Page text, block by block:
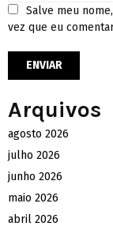
Salve meu
vez que eu
Arquivos
agosto 2026
julho 2026
junho 2026
maio 2026
abril 2026